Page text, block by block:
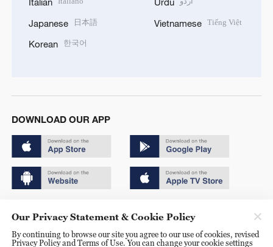
Japanese 日本語
Korean 한국어
Vietnamese Tiếng Việt
DOWNLOAD OUR APP
京ICP备20000184号
Our Privacy Statement & Cookie Policy
By continuing to browse our site you agree to our use of cookies, revised
Privacy Policy and Terms of Use. You can change your cookie settings